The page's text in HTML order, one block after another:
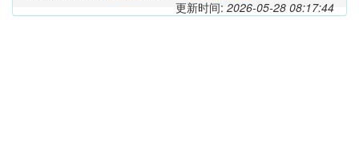
更新时间: 2026-05-28 08:17:44